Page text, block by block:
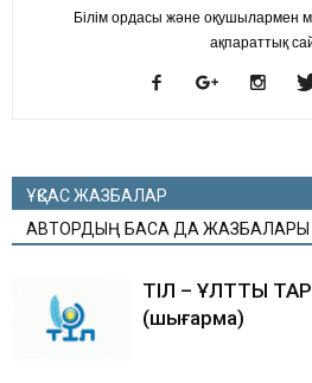
Білім ордасы және оқушылармен
ақпараттық
ҰҚСАС ЖАЗБАЛАР
АВТОРДЫҢ БАСҚА ДА ЖАЗБАЛАРЫ
ТІЛ – ҰЛТТЫҢ
(шығарма)